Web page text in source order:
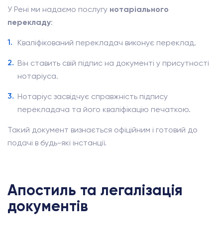
У Рені ми надаємо послугу нотаріального
перекладу:
Кваліфікований перекладач виконує переклад.
Він ставить свій підпис на документі у присутності
нотаріуса.
Нотаріус засвідчує справжність підпису
перекладача та його кваліфікацію печаткою.
Такий документ визнається офіційним і готовий до
подачі в будь-які інстанції.
Апостиль та легалізація
документів